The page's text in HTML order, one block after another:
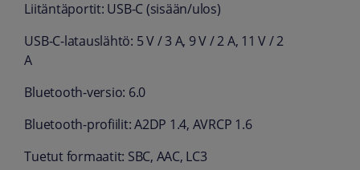
Liitäntäportit: USB-C (sisään/ulos)
USB-C-latauslähtö: 5 V / 3 A, 9 V / 2 A, 11 V / 2
A
Bluetooth-versio: 6.0
Bluetooth-profiilit: A2DP 1.4, AVRCP 1.6
Tuetut formaatit: SBC, AAC, LC3